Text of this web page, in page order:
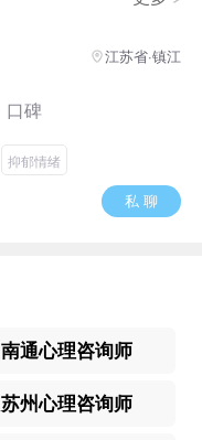
江苏省·镇江
口碑
抑郁情绪
私 聊
南通心理咨询师
苏州心理咨询师